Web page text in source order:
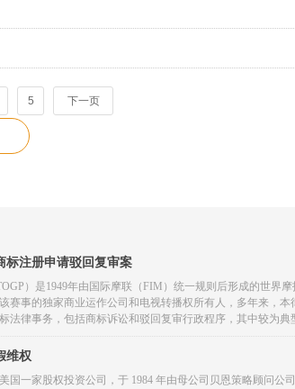
5 下一页
标注册申请驳回复审案
）是1949年由国际摩联（FIM）统一规则后形成的世界
赛事的独家商业运作公司和电视转播权所有人，多年来，本
法律事务，包括商标诉讼和驳回复审行政程序，其中较为典
维权
国一家股权投资公司，于 1984 年由母公司贝恩策略顾问公